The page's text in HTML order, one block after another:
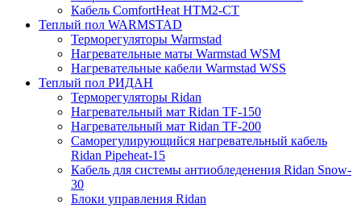
Кабель ComfortHeat HTM2-CT
Теплый пол WARMSTAD
Терморегуляторы Warmstad
Нагревательные маты Warmstad WSM
Нагревательные кабели Warmstad WSS
Теплый пол РИДАН
Терморегуляторы Ridan
Нагревательный мат Ridan TF-150
Нагревательный мат Ridan TF-200
Саморегулирующийся нагревательный кабель
Ridan Pipeheat-15
Кабель для системы антиобледенения Ridan Snow-
30
Блоки управления Ridan